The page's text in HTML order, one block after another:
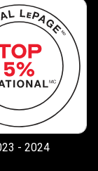
- 2024